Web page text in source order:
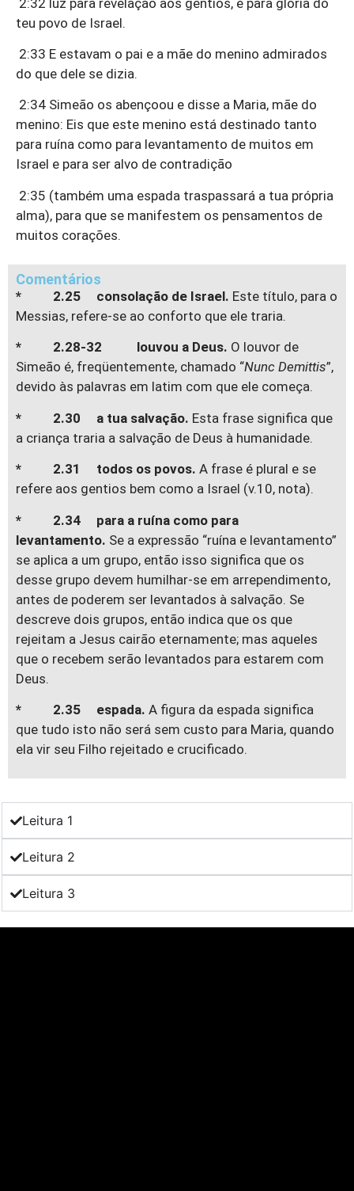
teu povo de Israel.
2:33 E estavam o pai e a mãe do menino admirados
do que dele se dizia.
2:34 Simeão os abençoou e disse a Maria, mãe do
menino: Eis que este menino está destinado tanto
para ruína como para levantamento de muitos em
Israel e para ser alvo de contradição
2:35 (também uma espada traspassará a tua própria
alma), para que se manifestem os pensamentos de
muitos corações.
Comentários
* 2.25 consolação de Israel. Este título, para o
Messias, refere-se ao conforto que ele traria.
* 2.28-32 louvou a Deus. O louvor de
Simeão é, freqüentemente, chamado “Nunc Demittis”,
devido às palavras em latim com que ele começa.
* 2.30 a tua salvação. Esta frase significa que
a criança traria a salvação de Deus à humanidade.
* 2.31 todos os povos. A frase é plural e se
refere aos gentios bem como a Israel (v.10, nota).
* 2.34 para a ruína como para
levantamento. Se a expressão “ruína e levantamento”
se aplica a um grupo, então isso significa que os
desse grupo devem humilhar-se em arrependimento,
antes de poderem ser levantados à salvação. Se
descreve dois grupos, então indica que os que
rejeitam a Jesus cairão eternamente; mas aqueles
que o recebem serão levantados para estarem com
Deus.
* 2.35 espada. A figura da espada significa
que tudo isto não será sem custo para Maria, quando
ela vir seu Filho rejeitado e crucificado.
Leitura 1
Leitura 2
Leitura 3